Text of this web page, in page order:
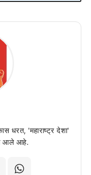
धरत, 'महाराष्ट्र देशा'
आले आहे.